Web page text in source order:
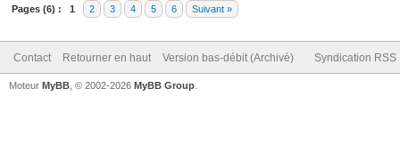
Pages (6) : 1 2 3 4 5 6 Suivant »
Contact Retourner en haut Version bas-débit (Archivé) Syndication RSS
Moteur MyBB , © 2002-2026 MyBB Group